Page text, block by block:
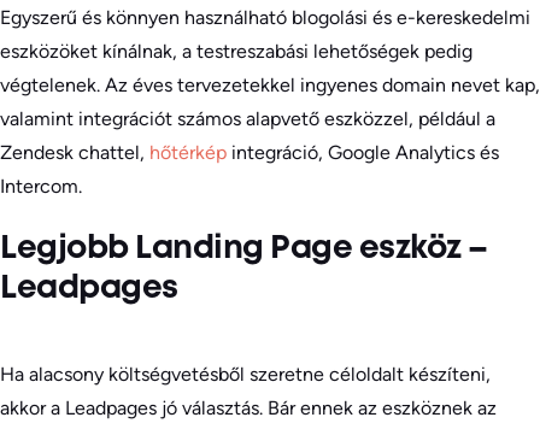
Egyszerű és könnyen használható blogolási és e-kereskedelmi
eszközöket kínálnak, a testreszabási lehetőségek pedig
végtelenek. Az éves tervezetekkel ingyenes domain nevet kap,
valamint integrációt számos alapvető eszközzel, például a
Zendesk chattel, hőtérkép integráció, Google Analytics és
Intercom.
Legjobb Landing Page eszköz –
Leadpages
Ha alacsony költségvetésből szeretne céloldalt készíteni,
akkor a Leadpages jó választás. Bár ennek az eszköznek az